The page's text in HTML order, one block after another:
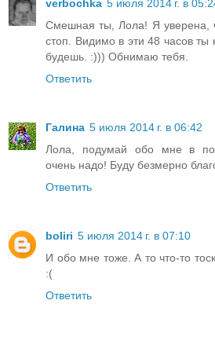
verbochka 5 июля 2014 г. в
Смешная ты, Лола! Я уверена,
стоп. Видимо в эти 48 часов ты
будешь. :))) Обнимаю тебя.
Ответить
Галина 5 июля 2014 г. в 06:42
Лола, подумай обо мне в
очень надо! Буду безмерно
Ответить
boliri 5 июля 2014 г. в 07:10
И обо мне тоже. А то что-то
:(
Ответить